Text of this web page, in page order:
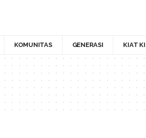
KOMUNITAS GENERASI KIAT